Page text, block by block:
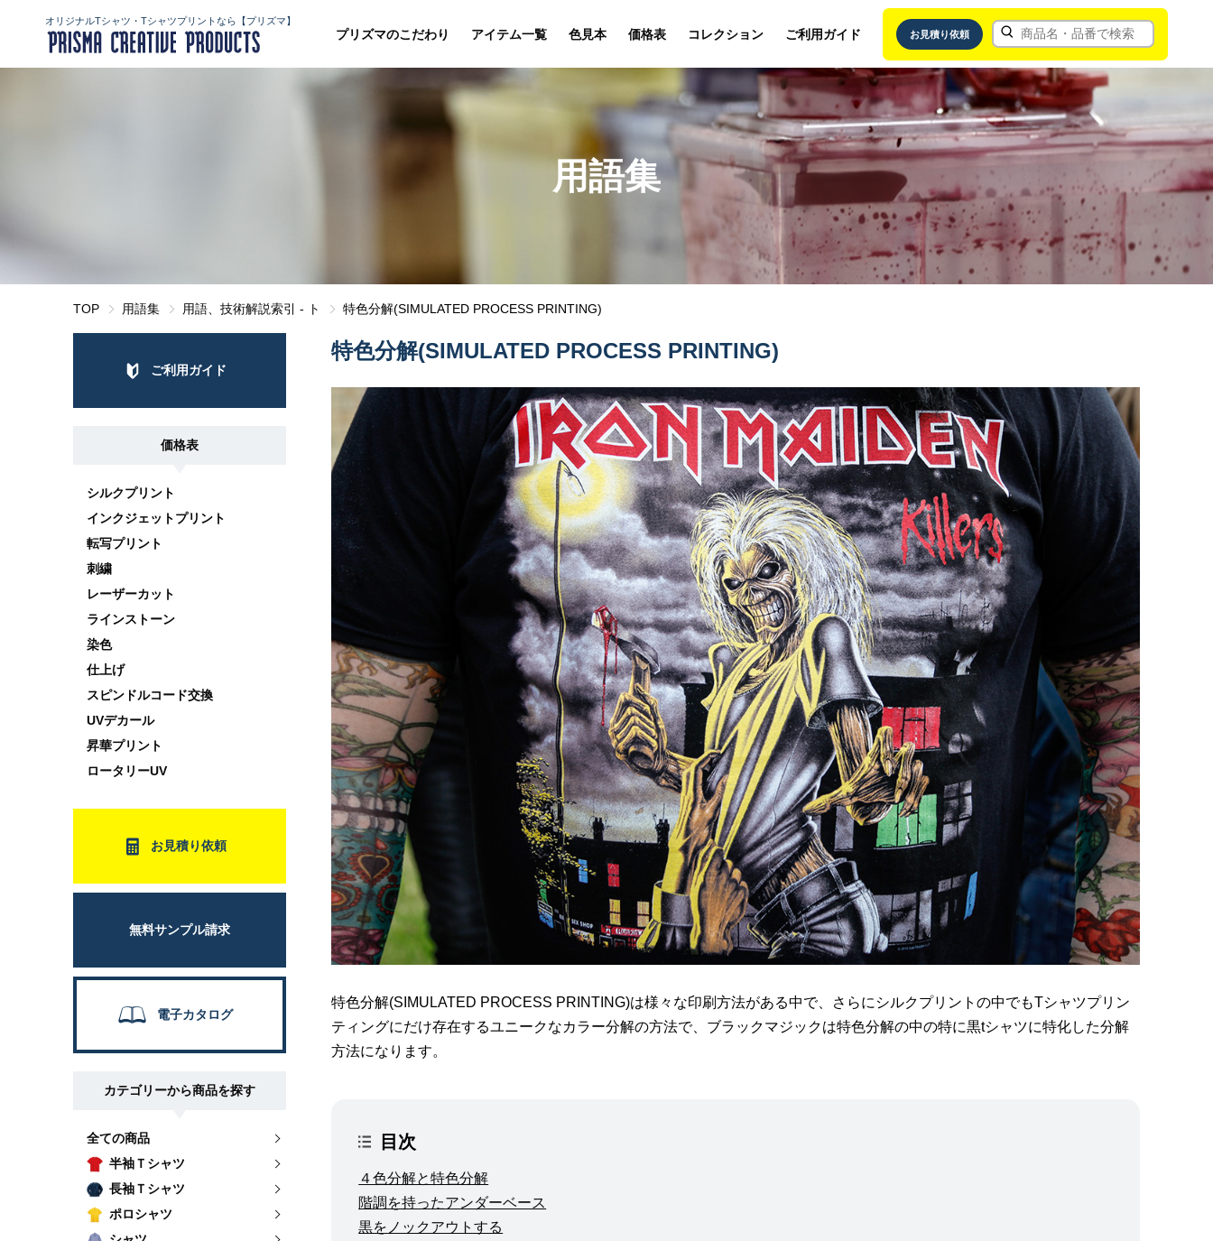
オリジナルTシャツ・Tシャツプリントなら【プリズマ】
プリズマのこだわり アイテム一覧 色見本 価格表 コレクション ご利用ガイド お見積り依頼
用語集
TOP 用語集 用語、技術解説索引 - ト 特色分解(SIMULATED PROCESS PRINTING)
ご利用ガイド
価格表
シルクプリント
インクジェットプリント
転写プリント
刺繍
レーザーカット
ラインストーン
染色
仕上げ
スピンドルコード交換
UVデカール
昇華プリント
ロータリーUV
お見積り依頼
無料サンプル請求
電子カタログ
カテゴリーから商品を探す
全ての商品
半袖Ｔシャツ
長袖Ｔシャツ
ポロシャツ
特色分解(SIMULATED PROCESS PRINTING)
特色分解(SIMULATED PROCESS PRINTING)は様々な印刷方法がある中で、さらにシルクプリントの中でもTシャツプリン
ティングにだけ存在するユニークなカラー分解の方法で、ブラックマジックは特色分解の中の特に黒tシャツに特化した分解
方法になります。
目次
４色分解と特色分解
階調を持ったアンダーベース
黒をノックアウトする